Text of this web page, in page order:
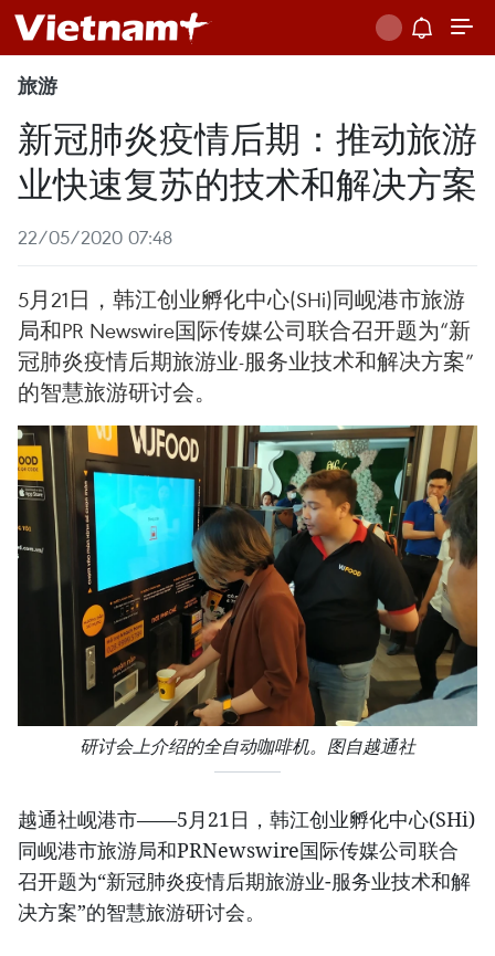
旅游
新冠肺炎疫情后期：推动旅游
业快速复苏的技术和解决方案
22/05/2020 07:48
5月21日，韩江创业孵化中心(SHi)同岘港市旅游
局和PR Newswire国际传媒公司联合召开题为“新
冠肺炎疫情后期旅游业-服务业技术和解决方案”
的智慧旅游研讨会。
研讨会上介绍的全自动咖啡机。图自越通社
越通社岘港市——5月21日，韩江创业孵化中心(SHi)
同岘港市旅游局和PRNewswire国际传媒公司联合
召开题为“新冠肺炎疫情后期旅游业-服务业技术和解
决方案”的智慧旅游研讨会。